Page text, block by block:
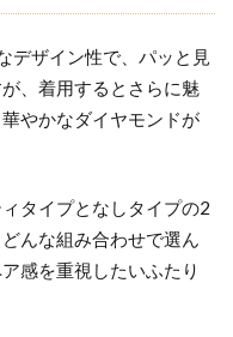
デザイン性で、パッと見
、着用するとさらに魅
やかなダイヤモンドが
タイプとなしタイプの2
んな組み合わせで選ん
感を重視したいふたり